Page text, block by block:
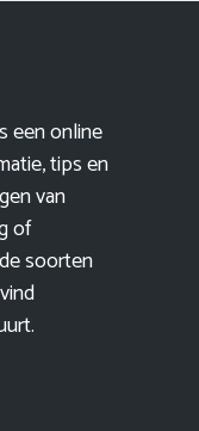
een online
tips en
van
of
soorten